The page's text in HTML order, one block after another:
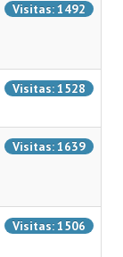
Visitas: 1492
Visitas: 1528
Visitas: 1639
Visitas: 1506